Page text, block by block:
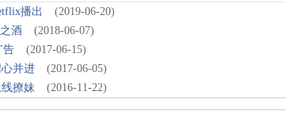
播出
(2019-06-20)
酒
(2018-06-07)
告
(2017-06-15)
并进
(2017-06-05)
线撩妹
(2016-11-22)